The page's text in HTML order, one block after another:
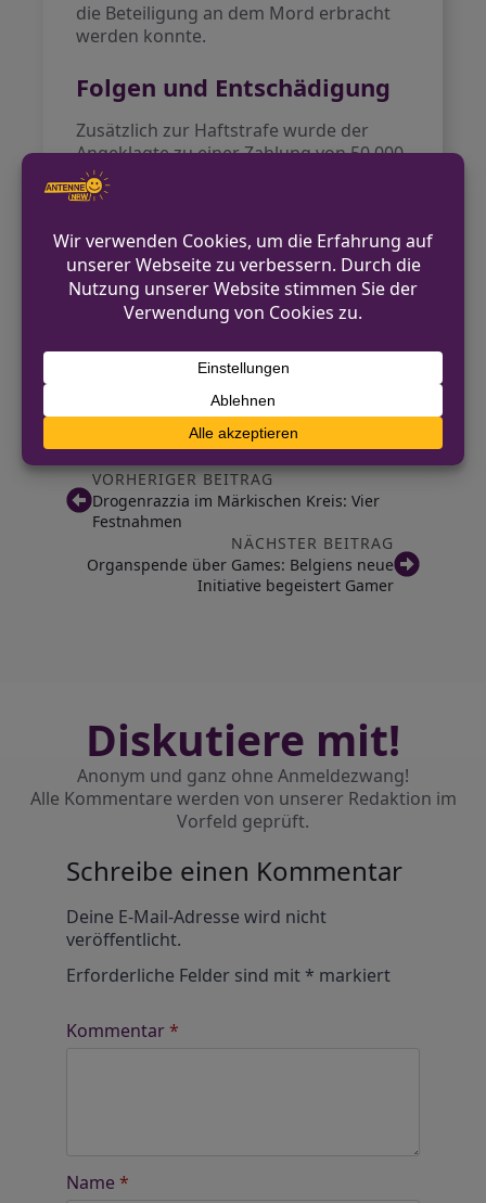
die Beteiligung an dem Mord erbracht
werden konnte.
Folgen und Entschädigung
Zusätzlich zur Haftstrafe wurde der
Angeklagte zu einer Zahlung von 50.000
Euro an die Geschädigten verurteilt. Das
Urteil kann jedoch noch angefochten
Der Fall hat im vergangenen Jahr in den
Medien für Aufsehen gesorgt und wirft
Fragen zur Selbstjustiz und zur Rolle der
Justiz im Umgang mit unverarbeiteten
Gewaltsituationen auf.
VORHERIGER BEITRAG
Drogenrazzia im Märkischen Kreis: Vier
Festnahmen
NÄCHSTER BEITRAG
Organspende über Games: Belgiens neue
Initiative begeistert Gamer
Diskutiere mit!
Anonym und ganz ohne Anmeldezwang!
Alle Kommentare werden von unserer Redaktion im
Vorfeld geprüft.
Schreibe einen Kommentar
Deine E-Mail-Adresse wird nicht
veröffentlicht.
Erforderliche Felder sind mit* markiert
Kommentar*
Name *